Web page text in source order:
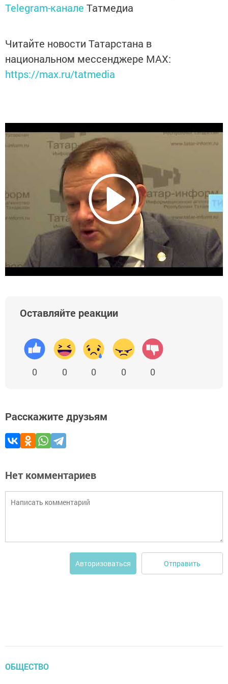
Telegram-канале Татмедиа
Читайте новости Татарстана в
национальном мессенджере MАХ:
https://max.ru/tatmedia
Оставляйте реакции
0 0 0 0 0
Расскажите друзьям
Нет комментариев
Авторизоваться Отправить
ОБЩЕСТВО